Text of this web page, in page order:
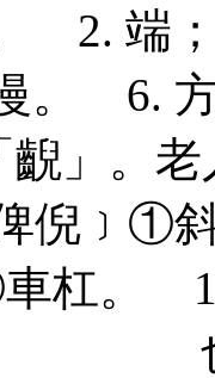
2. 端
。 6. 方
」。
倪﹞①
杠。